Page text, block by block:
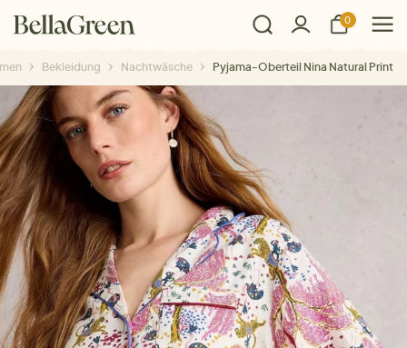
0
Bekleidung Nachtwäsche Pyjama-Oberteil Nina Natural Print